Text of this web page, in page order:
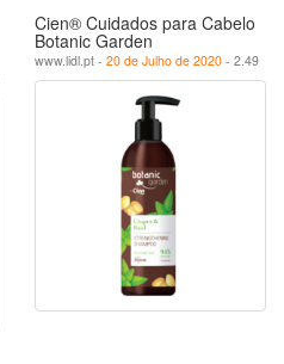
Cien® Cuidados para Cabelo
Botanic Garden
www.lidl.pt - 20 de Julho de 2020 - 2.49